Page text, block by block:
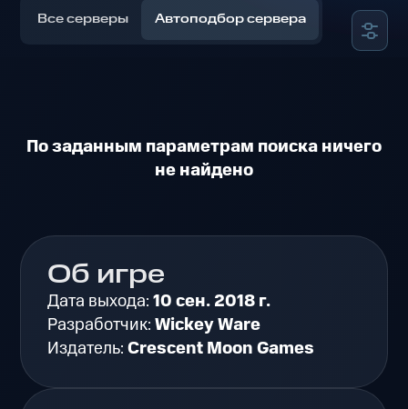
Все серверы Автоподбор сервера
По заданным параметрам поиска ничего
не найдено
Об игре
Дата выхода:10 сен. 2018 г.
Разработчик:Wickey Ware
Издатель:Crescent Moon Games